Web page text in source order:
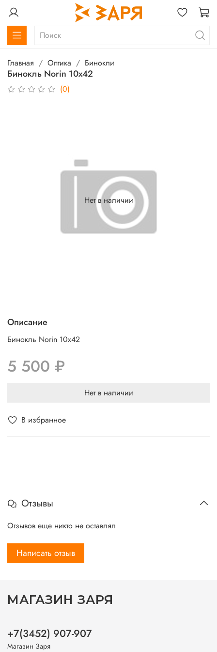
Главная Оптика Бинокли
Бинокль Norin 10х42
(0)
В избранное
Нет в наличии
Описание
Бинокль Norin 10х42
5 500 ₽
Нет в наличии
Отзывы
Отзывов еще никто не оставлял
Написать отзыв
МАГАЗИН ЗАРЯ
+7(3452) 907-907
Магазин Заря